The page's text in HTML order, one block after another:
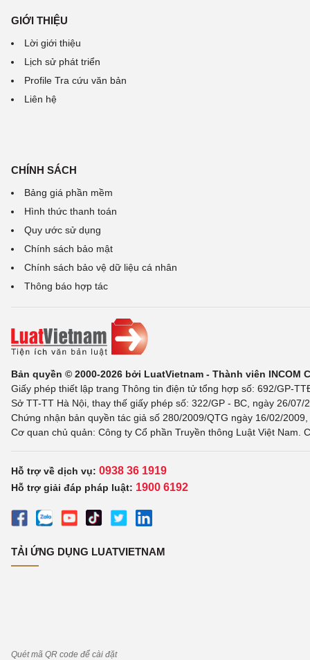
GIỚI THIỆU
Lời giới thiệu
Lịch sử phát triển
Profile Tra cứu văn bản
Liên hệ
CHÍNH SÁCH
Bảng giá phần mềm
Hình thức thanh toán
Quy ước sử dụng
Chính sách bảo mật
Chính sách bảo vệ dữ liệu cá nhân
Thông báo hợp tác
Bản quyền © 2000-2026 bởi LuatVietnam - Thành viên INCOM
Giấy phép thiết lập trang Thông tin điện tử tổng hợp số: 692/GP-
Sở TT-TT Hà Nội, thay thế giấy phép số: 322/GP - BC, ngày 26/
Chứng nhận bản quyền tác giả số 280/2009/QTG ngày 16/02/
Cơ quan chủ quản: Công ty Cổ phần Truyền thông Luật Việt Nam.
Hỗ trợ về dịch vụ: 0938 36 1919
Hỗ trợ giải đáp pháp luật: 1900 6192
TẢI ỨNG DỤNG LUATVIETNAM
Quét mã QR code để cài đặt